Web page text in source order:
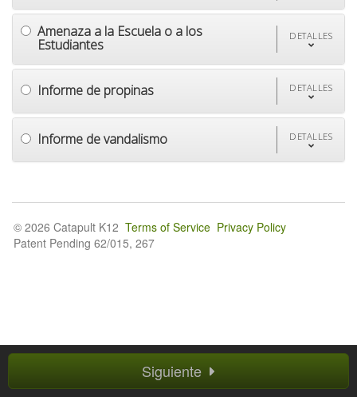
Amenaza a la Escuela o a los
Estudiantes
DETALLES
Informe de propinas DETALLES
Informe de vandalismo DETALLES
Siguiente
© 2026 Catapult K12 Terms of Service Privacy Policy
Patent Pending 62/015, 267